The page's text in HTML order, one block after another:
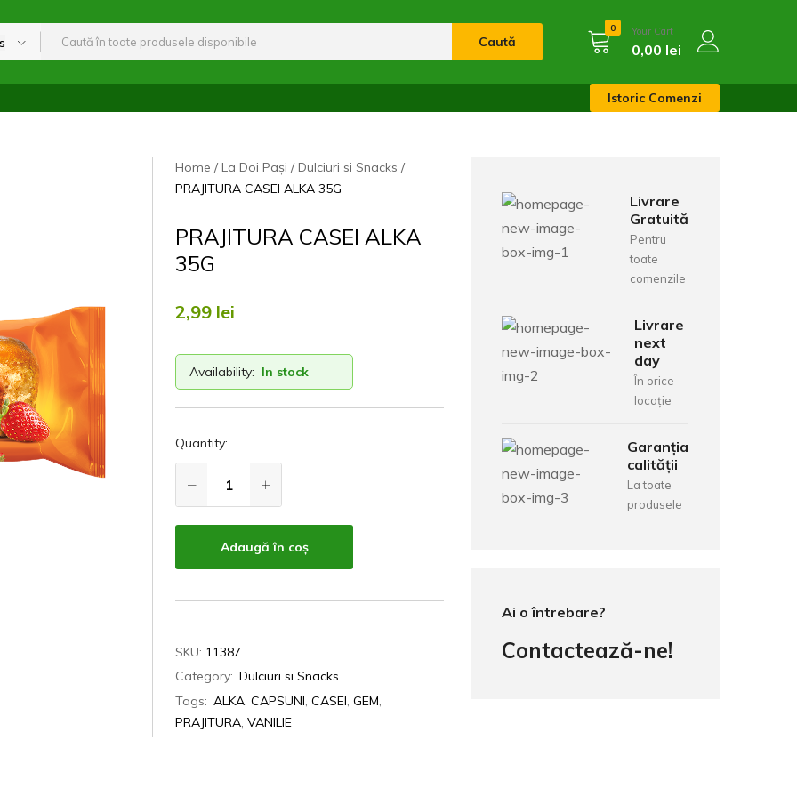
Caută
0 Your Cart
0,00 lei
Istoric Comenzi
Home La Doi Pași
Dulciuri si Snacks
PRAJITURA CASEI ALKA 35G
PRAJITURA CASEI ALKA
35G
2,99 lei
Availability: In stock
Quantity:
Adaugă în coș
SKU: 11387
Category: Dulciuri si Snacks
Tags: ALKA,CAPSUNI,CASEI,GEM,
PRAJITURA,VANILIE
Livrare
Gratuită
Pentru
toate
comenzile
Livrare
next
day
În orice
locație
Garanția
calității
La toate
produsele
Ai o întrebare?
Contactează-ne!